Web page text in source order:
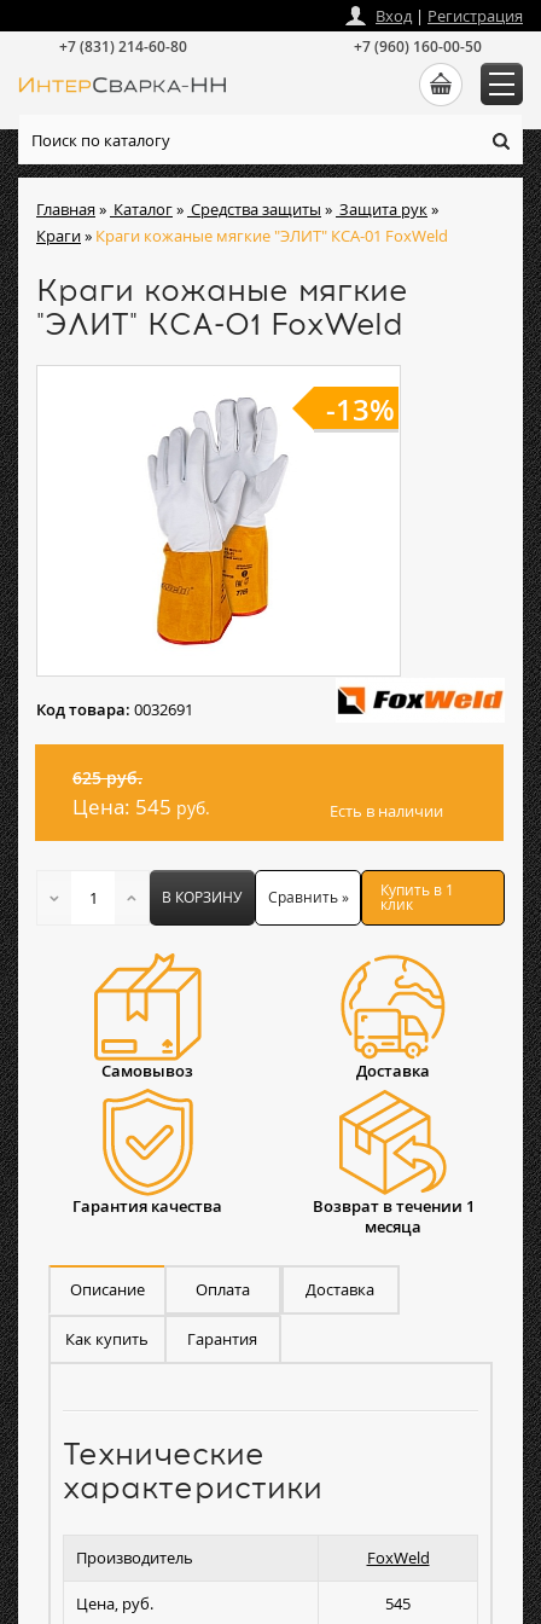
Главная» Каталог» Средства защиты » Защита рук»
Краги» Краги кожаные мягкие "ЭЛИТ" КСА-01 FoxWeld
Краги кожаные мягкие
"ЭЛИТ" КСА-01 FoxWeld
-13%
Код товара: 0032691
625 руб.
Цена: 545 руб. Есть в наличии
В КОРЗИНУ Сравнить » Купить в 1
клик
Самовывоз Доставка
Гарантия качества
Возврат в течении 1
месяца
Описание Оплата Доставка
Как купить Гарантия
Технические
характеристики
Производитель FoxWeld
Цена, руб. 545
Вход| Регистрация
+7 (831) 214-60-80 +7 (960) 160-00-50